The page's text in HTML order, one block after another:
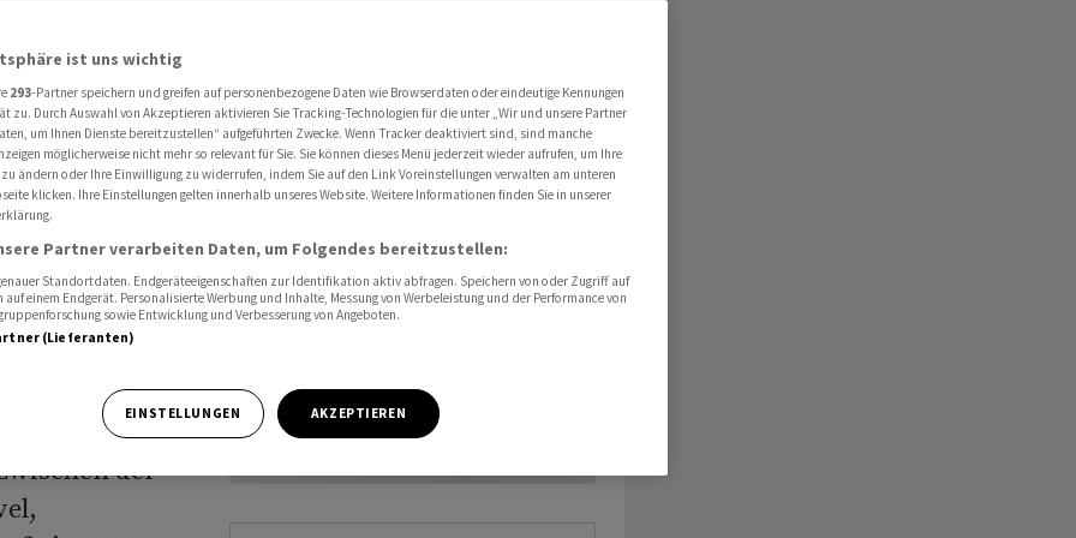
in
gegen
Zusätzlich
zu 100%
SMI® bis
Laufzeitende
Niveau der
eine
Denomination.
der
ist uns wichtig
293-Partner speichern und greifen auf personenbezogene Daten wie Browserdaten oder eindeutige Kennungen
zu. Durch Auswahl von Akzeptieren aktivieren Sie Tracking-Technologien für die unter „Wir und unsere Partner
um Ihnen Dienste bereitzustellen“ aufgeführten Zwecke. Wenn Tracker deaktiviert sind, sind manche
möglicherweise nicht mehr so relevant für Sie. Sie können dieses Menü jederzeit wieder aufrufen, um Ihre
ändern oder Ihre Einwilligung zu widerrufen, indem Sie auf den Link Voreinstellungen verwalten am unteren
klicken. Ihre Einstellungen gelten innerhalb unseres Website. Weitere Informationen finden Sie in unserer
Partner verarbeiten Daten, um Folgendes bereitzustellen:
Standortdaten. Endgeräteeigenschaften zur Identifikation aktiv abfragen. Speichern von oder Zugriff auf
einem Endgerät. Personalisierte Werbung und Inhalte, Messung von Werbeleistung und der Performance von
sowie Entwicklung und Verbesserung von Angeboten.
(Lieferanten)
EINSTELLUNGEN AKZEPTIEREN